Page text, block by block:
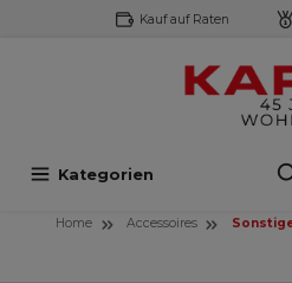
springen Kauf auf Raten
Kategorien
Home Accessoires